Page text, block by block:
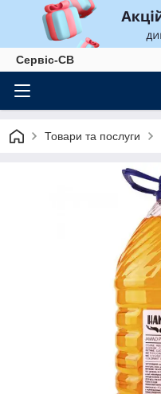
Сервіс-СВ
Товари та послуги